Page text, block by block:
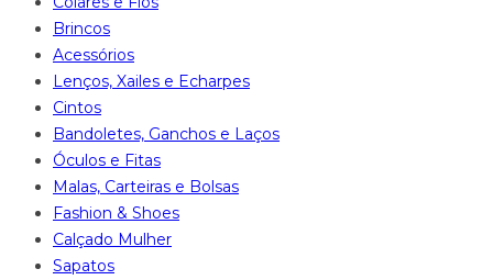
Brincos
Acessórios
Lenços, Xailes e Echarpes
Cintos
Bandoletes, Ganchos e Laços
Óculos e Fitas
Malas, Carteiras e Bolsas
Fashion & Shoes
Calçado Mulher
Sapatos